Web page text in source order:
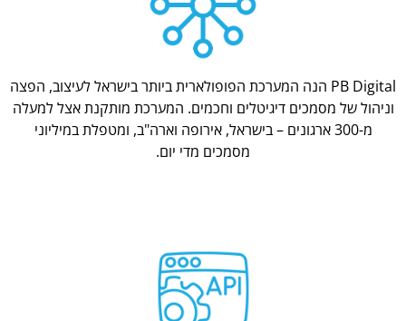
PB Digital הנה המערכת הפופולארית ביותר בישראל לעיצוב, הפצה
וניהול של מסמכים דיגיטלים וחכמים. המערכת מותקנת אצל למעלה
מ-300 ארגונים – בישראל, אירופה וארה"ב, ומטפלת במיליוני
מסמכים מדי יום.